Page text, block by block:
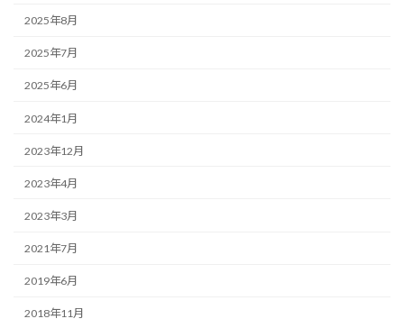
2025年8月
2025年7月
2025年6月
2024年1月
2023年12月
2023年4月
2023年3月
2021年7月
2019年6月
2018年11月